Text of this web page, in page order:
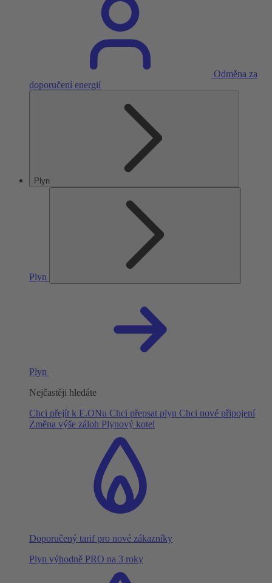
Odměna za
doporučení energií
Plyn
Plyn
Plyn
Nejčastěji hledáte
Chci přejít k E.ONu Chci přepsat plyn Chci nové připojení
Změna výše záloh Plynový kotel
Doporučený tarif pro nové zákazníky
Plyn výhodně PRO na 3 roky